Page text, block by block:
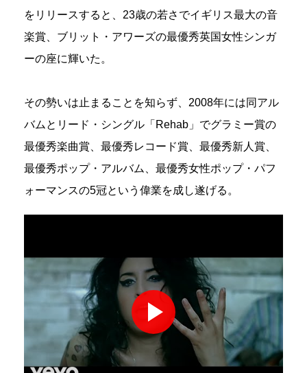
をリリースすると、23歳の若さでイギリス最大の音
楽賞、ブリット・アワーズの最優秀英国女性シンガ
ーの座に輝いた。
その勢いは止まることを知らず、2008年には同アル
バムとリード・シングル「Rehab」でグラミー賞の
最優秀楽曲賞、最優秀レコード賞、最優秀新人賞、
最優秀ポップ・アルバム、最優秀女性ポップ・パフ
ォーマンスの5冠という偉業を成し遂げる。